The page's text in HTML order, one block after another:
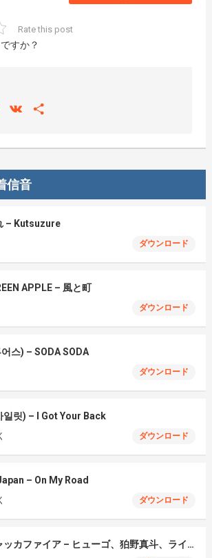
Rate this post
すか？
Pinterest
VK
信音
– Kutsuzure
ダウンロード
APPLE – 風と町
ダウンロード
스) – SODA SODA
ダウンロード
일릿) – I Got Your Back
ダウンロード
– On My Road
ダウンロード
モエチャッカファイア – ヒューゴ、狛野真斗、ライト、セヴェリアン (Cover )